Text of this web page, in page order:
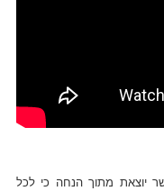
יוצאת מתוך הנחה כי לכל